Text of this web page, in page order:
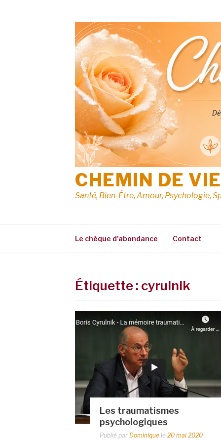
CHEMIN DE VIE
Santé, Bien-Être, Amour, Psychologie,
Le chèque d’abondance Contact
Étiquette : cyrulnik
Les traumatismes
psychologiques
Publié par Dominique le 20 mai 2020